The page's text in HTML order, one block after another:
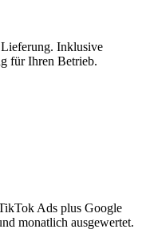
Inklusive
für Ihren Betrieb.
Ads plus Google
monatlich ausgewertet.